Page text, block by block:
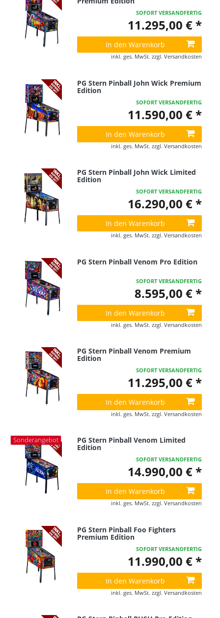
SOFORT VERSANDFERTIG
11.295,00 € *
In den Warenkorb
inkl. ges. MwSt. zzgl. Versandkosten
PG Stern Pinball John Wick Premium
Edition
SOFORT VERSANDFERTIG
11.590,00 € *
In den Warenkorb
inkl. ges. MwSt. zzgl. Versandkosten
PG Stern Pinball John Wick Limited
Edition
SOFORT VERSANDFERTIG
16.290,00 € *
In den Warenkorb
inkl. ges. MwSt. zzgl. Versandkosten
PG Stern Pinball Venom Pro Edition
SOFORT VERSANDFERTIG
8.595,00 € *
In den Warenkorb
inkl. ges. MwSt. zzgl. Versandkosten
PG Stern Pinball Venom Premium
Edition
SOFORT VERSANDFERTIG
11.295,00 € *
In den Warenkorb
inkl. ges. MwSt. zzgl. Versandkosten
Sonderangebot PG Stern Pinball Venom Limited
Edition
SOFORT VERSANDFERTIG
14.990,00 € *
In den Warenkorb
inkl. ges. MwSt. zzgl. Versandkosten
PG Stern Pinball Foo Fighters
Premium Edition
SOFORT VERSANDFERTIG
11.990,00 € *
In den Warenkorb
inkl. ges. MwSt. zzgl. Versandkosten